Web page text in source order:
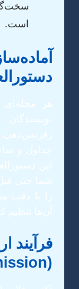
است.
هر مجله‌ای
رفرنس‌دهی،
جداول و
این
شما حتی
را با دقت
آن‌ها تنظیم
فرآیند
(Submission)